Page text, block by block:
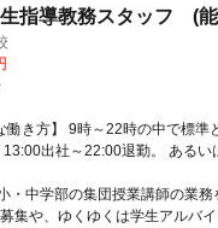
生指導教務スタッフ (
き方】 9時～22時の中で標準
出社～22:00退勤。 あるい
・中学部の集団授業講師の業務
集や、ゆくゆくは学生アルバ